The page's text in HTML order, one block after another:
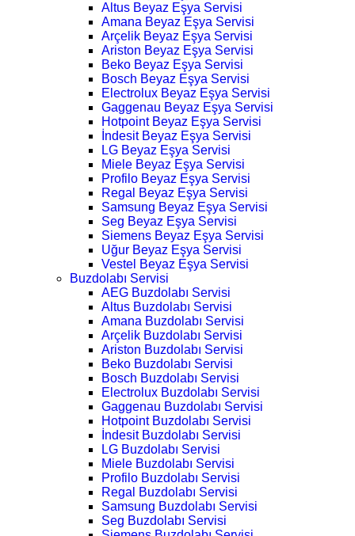
Altus Beyaz Eşya Servisi
Amana Beyaz Eşya Servisi
Arçelik Beyaz Eşya Servisi
Ariston Beyaz Eşya Servisi
Beko Beyaz Eşya Servisi
Bosch Beyaz Eşya Servisi
Electrolux Beyaz Eşya Servisi
Gaggenau Beyaz Eşya Servisi
Hotpoint Beyaz Eşya Servisi
İndesit Beyaz Eşya Servisi
LG Beyaz Eşya Servisi
Miele Beyaz Eşya Servisi
Profilo Beyaz Eşya Servisi
Regal Beyaz Eşya Servisi
Samsung Beyaz Eşya Servisi
Seg Beyaz Eşya Servisi
Siemens Beyaz Eşya Servisi
Uğur Beyaz Eşya Servisi
Vestel Beyaz Eşya Servisi
Buzdolabı Servisi
AEG Buzdolabı Servisi
Altus Buzdolabı Servisi
Amana Buzdolabı Servisi
Arçelik Buzdolabı Servisi
Ariston Buzdolabı Servisi
Beko Buzdolabı Servisi
Bosch Buzdolabı Servisi
Electrolux Buzdolabı Servisi
Gaggenau Buzdolabı Servisi
Hotpoint Buzdolabı Servisi
İndesit Buzdolabı Servisi
LG Buzdolabı Servisi
Miele Buzdolabı Servisi
Profilo Buzdolabı Servisi
Regal Buzdolabı Servisi
Samsung Buzdolabı Servisi
Seg Buzdolabı Servisi